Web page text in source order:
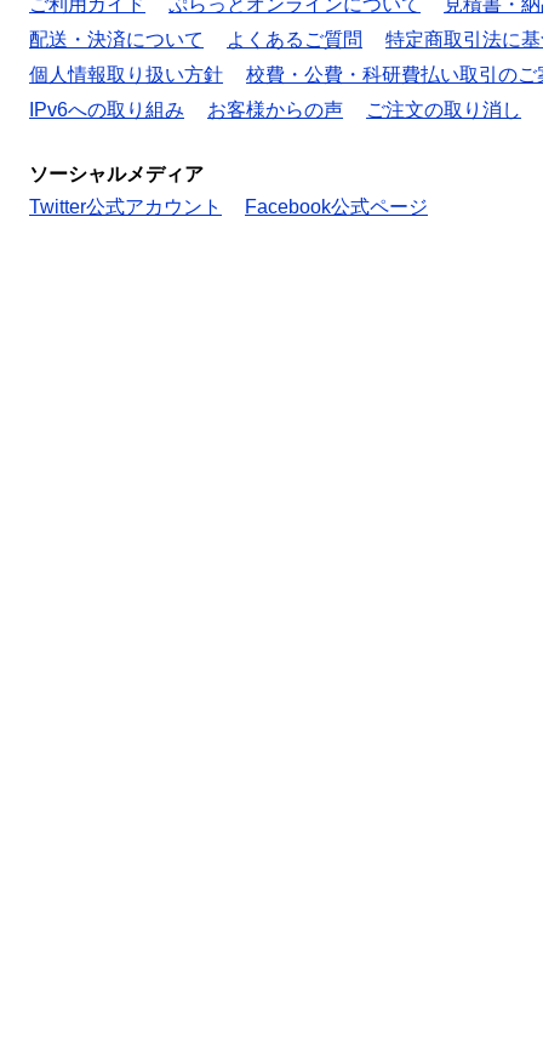
配送・決済について
よくあるご質問
特定商取引法に
個人情報取り扱い方針
校費・公費・科研費払い取引のご
IPv6への取り組み
お客様からの声 ご注文の取り消し
ソーシャルメディア
Twitter公式アカウント
Facebook公式ページ